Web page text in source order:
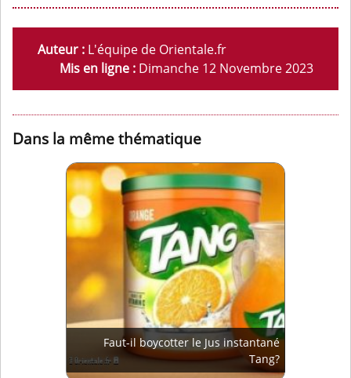
Auteur : L'équipe de Orientale.fr
Mis en ligne : Dimanche 12 Novembre 2023
Dans la même thématique
Faut-il boycotter le Jus instantané
Tang?